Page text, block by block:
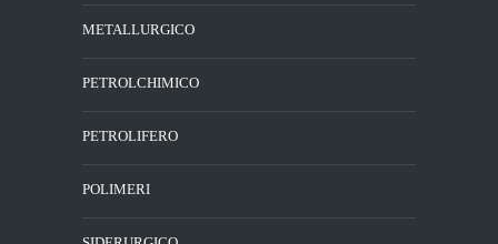
METALLURGICO
PETROLCHIMICO
PETROLIFERO
POLIMERI